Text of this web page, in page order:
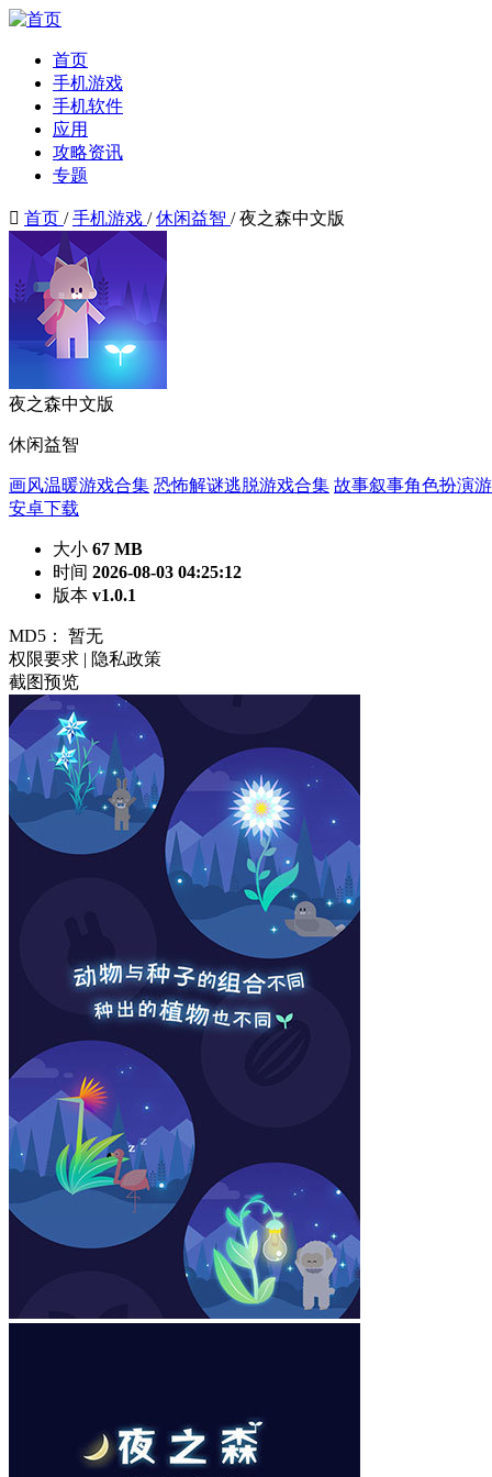
首页
手机游戏
手机软件
应用
攻略资讯
专题
 首页 / 手机游戏 / 休闲益智 / 夜之森中文版
夜之森中文版
休闲益智
画风温暖游戏合集 恐怖解谜逃脱游戏合集 故事叙事角色扮演
安卓下载
大小 67 MB
时间 2026-08-03 04:25:12
版本 v1.0.1
MD5： 暂无
权限要求 | 隐私政策
截图预览